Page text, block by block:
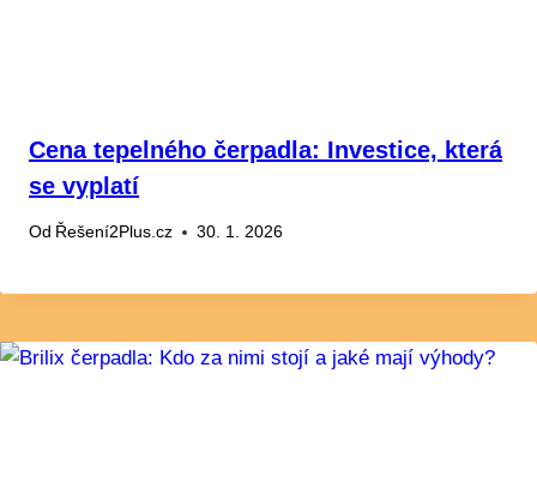
Cena tepelného čerpadla: Investice, která
se vyplatí
Od Řešení2Plus.cz 30. 1. 2026